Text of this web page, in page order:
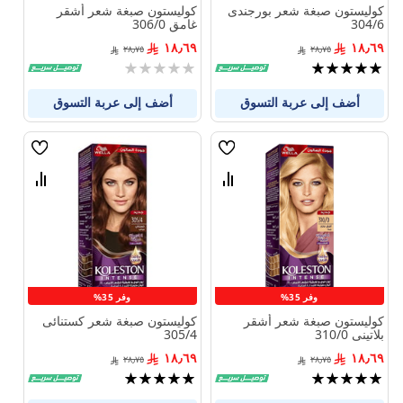
كوليستون صبغة شعر بورجندى
304/6
١٨٫٦٩
٢٨٫٧٥
تقييم:
أضف إلى عربة التسوق
كوليستون صبغة شعر أشقر
غامق 306/0
١٨٫٦٩
٢٨٫٧٥
Rating:
أضف إلى عربة التسوق
وفر 35%
قائمة
قارن
كوليستون صبغة شعر أشقر
بلاتينى 310/0
١٨٫٦٩
٢٨٫٧٥
تقييم:
وفر 35%
قائمة
قارن
كوليستون صبغة شعر كستنائى
305/4
١٨٫٦٩
٢٨٫٧٥
تقييم: